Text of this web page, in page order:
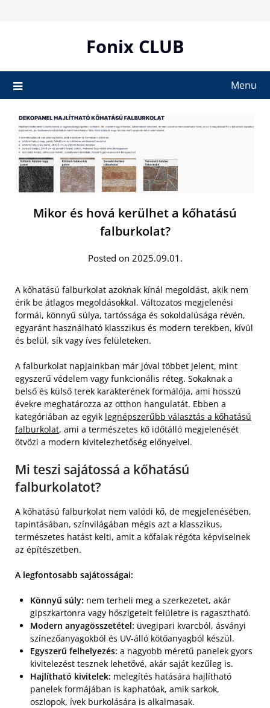
Fonix CLUB
Menu
Mikor és hová kerülhet a kőhatású
falburkolat?
Posted on 2025.09.01.
A kőhatású falburkolat azoknak kínál megoldást, akik nem
érik be átlagos megoldásokkal. Változatos megjelenési
formái, könnyű súlya, tartóssága és sokoldalúsága révén,
egyaránt használható klasszikus és modern terekben, kívül
és belül, sík vagy íves felületeken.
A falburkolat napjainkban már jóval többet jelent, mint
egyszerű védelem vagy funkcionális réteg. Sokaknak a
belső és külső terek karakterének formálója, ami hosszú
évekre meghatározza az otthon hangulatát. Ebben a
kategóriában az egyik legnépszerűbb választás a kőhatású
falburkolat, ami a természetes kő időtálló megjelenését
ötvözi a modern kivitelezhetőség előnyeivel.
Mi teszi sajátossá a kőhatású
falburkolatot?
A kőhatású falburkolat nem valódi kő, de megjelenésében,
tapintásában, színvilágában mégis azt a klasszikus,
természetes hatást kelti, amit a kőfalak régóta képviselnek
az építészetben.
A legfontosabb sajátosságai:
Könnyű súly: nem terheli meg a szerkezetet, akár
gipszkartonra vagy hőszigetelt felületre is ragasztható.
Modern anyagösszetétel: üvegipari kvarcból, ásványi
színezőanyagokból és UV-álló kötőanyagból készül.
Egyszerű felhelyezés: a nagyobb méretű panelek gyors
kivitelezést tesznek lehetővé, akár saját kezűleg is.
Hajlítható kivitelek: melegítés hatására hajlítható
panelek formájában is kaphatóak, amik sarkok,
oszlopok, ívek burkolására is alkalmasak.